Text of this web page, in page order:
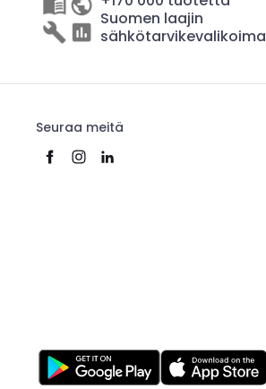
Suomen laajin
sähkötarvikevalikoima
Seuraa meitä